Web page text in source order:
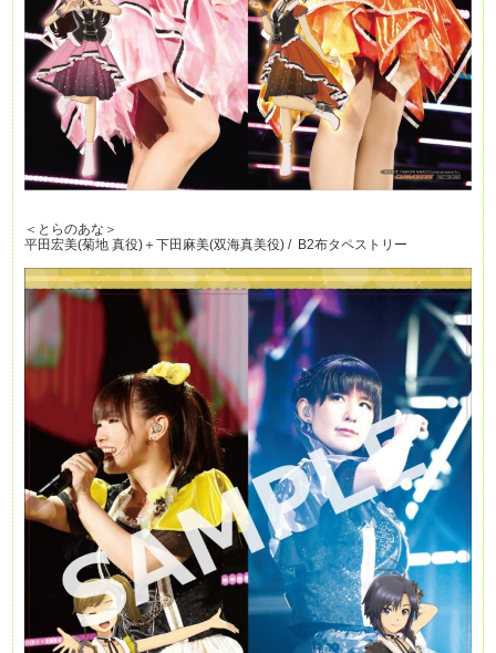
＜とらのあな＞
平田宏美(菊地 真役)＋下田麻美(双海真美役) / B2布タペストリー